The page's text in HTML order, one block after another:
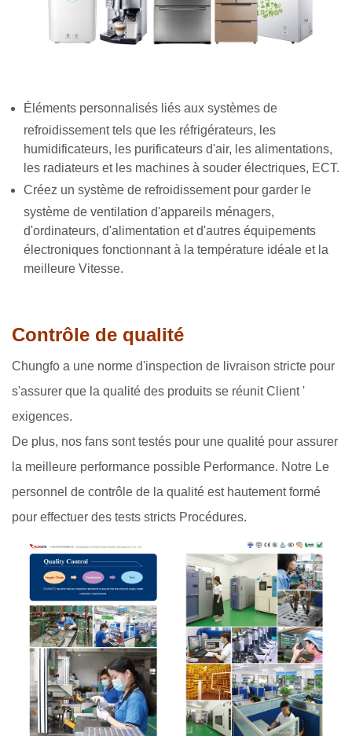
Éléments personnalisés liés aux systèmes de
refroidissement tels que les réfrigérateurs, les
humidificateurs, les purificateurs d'air, les alimentations,
les radiateurs et les machines à souder électriques, ECT.
Créez un système de refroidissement pour garder le
système de ventilation d'appareils ménagers,
d'ordinateurs, d'alimentation et d'autres équipements
électroniques fonctionnant à la température idéale et la
meilleure Vitesse.
Contrôle de qualité
Chungfo a une norme d'inspection de livraison stricte pour
s'assurer que la qualité des produits se réunit Client '
exigences.
De plus, nos fans sont testés pour une qualité pour assurer
la meilleure performance possible Performance. Notre Le
personnel de contrôle de la qualité est hautement formé
pour effectuer des tests stricts Procédures.